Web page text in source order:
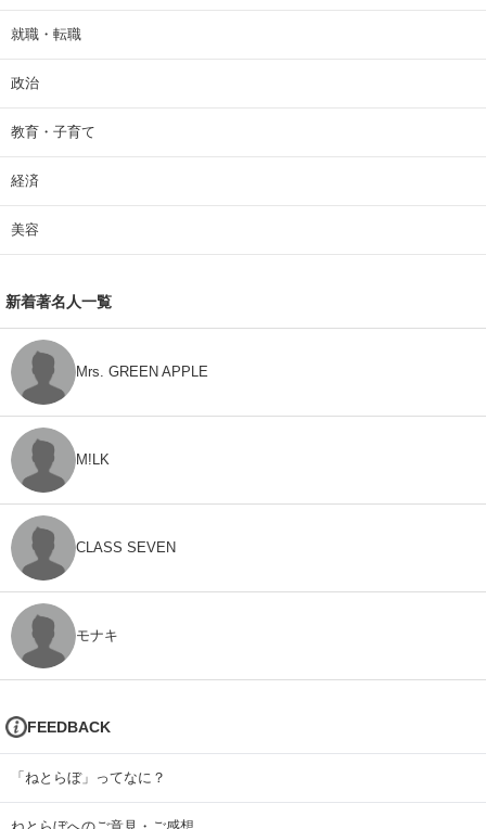
就職・転職
政治
教育・子育て
経済
美容
新着著名人一覧
Mrs. GREEN APPLE
M!LK
CLASS SEVEN
モナキ
FEEDBACK
「ねとらぼ」ってなに？